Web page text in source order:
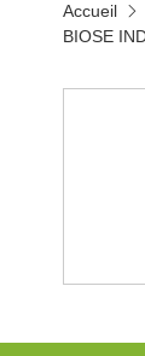
Accueil
BIOSE